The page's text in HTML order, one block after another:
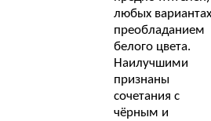
любых
преобладанием
белого цвета.
Наилучшими
признаны
сочетания с
чёрным и